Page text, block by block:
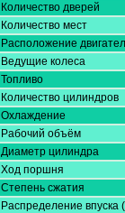
Количество дверей
Количество мест
Расположение
Ведущие колеса
Топливо
Количество цилиндров
Охлаждение
Рабочий объём
Диаметр цилиндра
Ход поршня
Степень сжатия
Распределение впуска